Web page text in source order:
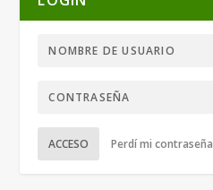
ACCESO Perdí mi contraseña